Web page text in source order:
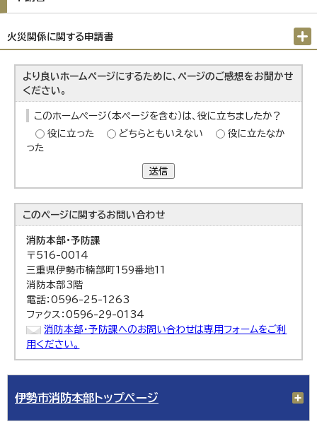
火災関係に関する申請書
より良いホームページにするために、ページのご感想をお聞かせ
ください。
このホームページ（本ページを含む）は、役に立ちましたか？
役に立った
どちらともいえない
役に立たなか
った
送信
このページに関するお問い合わせ
消防本部・予防課
〒516-0014
三重県伊勢市楠部町159番地11
消防本部3階
電話：0596-25-1263
ファクス：0596-29-0134
消防本部・予防課へのお問い合わせは専用フォームをご利
用ください。
伊勢市消防本部トップページ